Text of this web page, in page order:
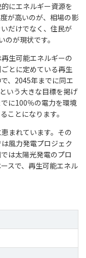
にエネルギー資源を
が高いのが、相場の影
だけでなく、住民が
が現状です。
生可能エネルギーの
とに定めている再生
、2045年までに同エ
いう大きな目標を掲げ
に100％の電力を環境
ことになります。
まれています。その
風力発電プロジェク
は太陽光発電のプロ
スで、再生可能エネル